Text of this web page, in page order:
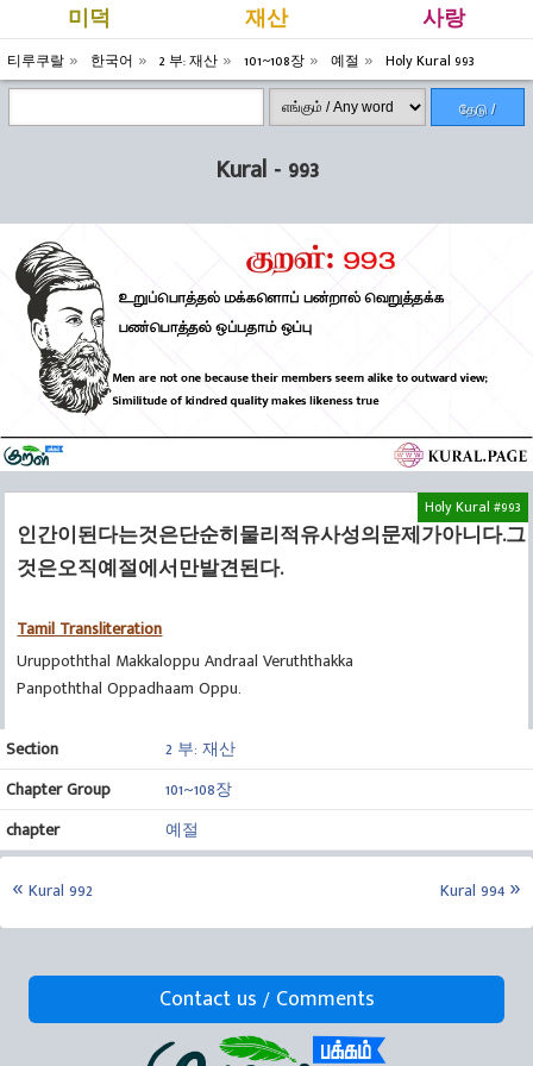
미덕 재산 사랑
티루쿠랄 한국어 2 부: 재산 101~108장 예절 Holy Kural 993
தேடு /
Kural - 993
Holy Kural #993
인간이된다는것은단순히물리적유사성의문제가아니다.그
것은오직예절에서만발견된다.
Tamil Transliteration
Uruppoththal Makkaloppu Andraal Veruththakka
Panpoththal Oppadhaam Oppu.
Section
2 부: 재산
Chapter Group
101~108장
chapter
예절
Kural 992 Kural 994
Contact us / Comments